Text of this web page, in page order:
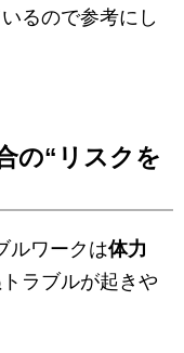
るので参考にし
の“リスクを
ルワークは体力
ラブルが起きや